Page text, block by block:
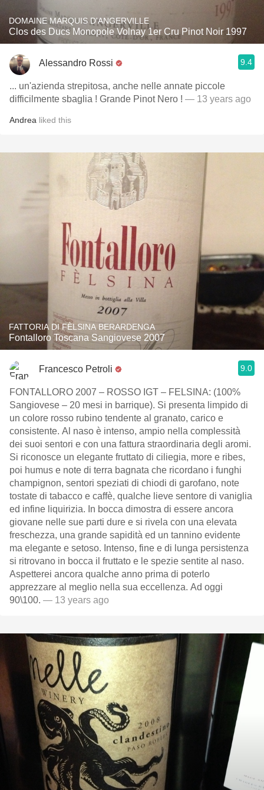
DOMAINE MARQUIS D'ANGERVILLE
Clos des Ducs Monopole Volnay 1er Cru Pinot Noir 1997
Alessandro Rossi 9.4
... un'azienda strepitosa, anche nelle annate piccole
difficilmente sbaglia ! Grande Pinot Nero ! — 13 years ago
Andrea liked this
FATTORIA DI FÈLSINA BERARDENGA
Fontalloro Toscana Sangiovese 2007
Francesco Petroli 9.0
FONTALLORO 2007 – ROSSO IGT – FELSINA: (100%
Sangiovese – 20 mesi in barrique). Si presenta limpido di
un colore rosso rubino tendente al granato, carico e
consistente. Al naso è intenso, ampio nella complessità
dei suoi sentori e con una fattura straordinaria degli aromi.
Si riconosce un elegante fruttato di ciliegia, more e ribes,
poi humus e note di terra bagnata che ricordano i funghi
champignon, sentori speziati di chiodi di garofano, note
tostate di tabacco e caffè, qualche lieve sentore di vaniglia
ed infine liquirizia. In bocca dimostra di essere ancora
giovane nelle sue parti dure e si rivela con una elevata
freschezza, una grande sapidità ed un tannino evidente
ma elegante e setoso. Intenso, fine e di lunga persistenza
si ritrovano in bocca il fruttato e le spezie sentite al naso.
Aspetterei ancora qualche anno prima di poterlo
apprezzare al meglio nella sua eccellenza. Ad oggi
90\100. — 13 years ago